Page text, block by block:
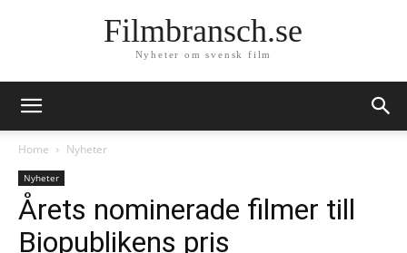
Filmbransch.se
Nyheter om svensk film
Home Nyheter
Nyheter
Årets nominerade filmer till
Biopublikens pris